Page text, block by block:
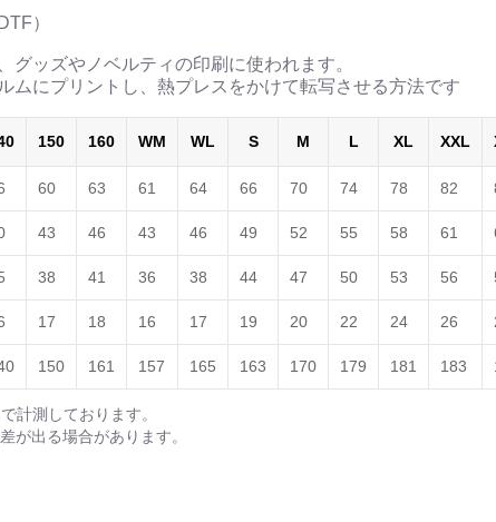
）
グッズやノベルティの印刷に使われます。
ムにプリントし、熱プレスをかけて転写させる方法です
150 160 WM WL S M L XL XXL
60 63 61 64 66 70 74 78 82
43 46 43 46 49 52 55 58 61
38 41 36 38 44 47 50 53 56
17 18 16 17 19 20 22 24 26
150 161 157 165 163 170 179 181 183
計測しております。
が出る場合があります。